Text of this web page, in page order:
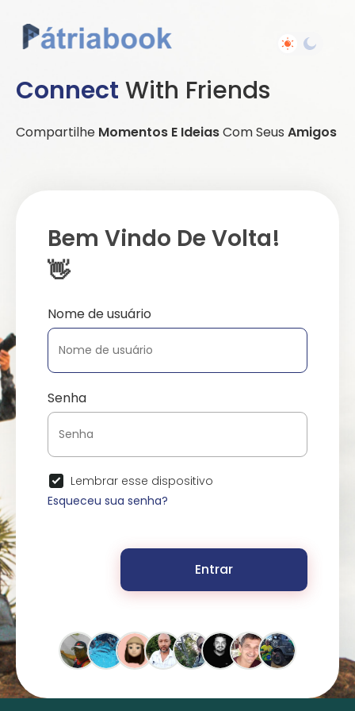
Connect With Friends
Compartilhe Momentos E IdeiasCom Seus Amigos
Bem Vindo De Volta!
👋
Nome de usuário
Senha
Lembrar esse dispositivo
Esqueceu sua senha?
Entrar